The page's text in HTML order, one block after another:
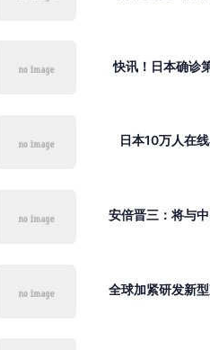
快讯！日本确诊
日本10万人在
安倍晋三：将与
全球加紧研发新